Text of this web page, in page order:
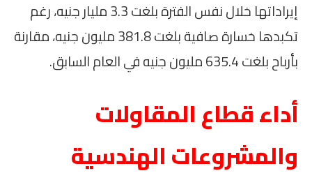
إيراداتها خلال نفس الفترة بلغت 3.3 مليار جنيه، رغم
تكبدها خسارة صافية بلغت 381.8 مليون جنيه، مقارنة
بأرباح بلغت 635.4 مليون جنيه في العام السابق.
أداء قطاع المقاولات
والمشروعات الهندسية